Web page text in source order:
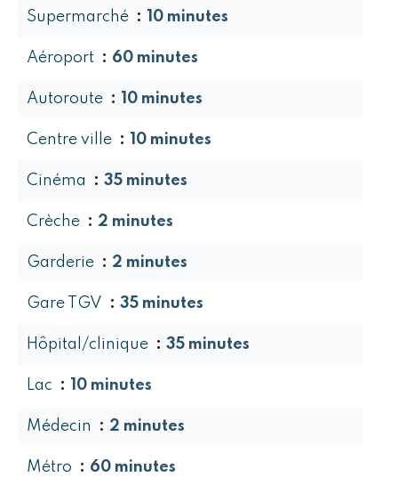
Supermarché 10 minutes
Aéroport 60 minutes
Autoroute 10 minutes
Centre ville 10 minutes
Cinéma 35 minutes
Crèche 2 minutes
Garderie 2 minutes
Gare TGV 35 minutes
Hôpital/clinique 35 minutes
Lac 10 minutes
Médecin 2 minutes
Métro 60 minutes